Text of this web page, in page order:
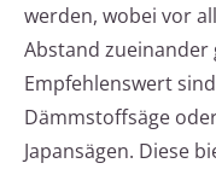
werden, wobei vor
Abstand zueinander
Empfehlenswert
Dämmstoffsäge
Japansägen. Diese